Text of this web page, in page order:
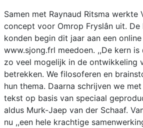
Samen met Raynaud Ritsma werkte
concept voor Omrop Fryslân uit. De
konden begin dit jaar aan een
www.sjong.frl meedoen. ,,De kern
zo veel mogelijk in de ontwikkeling
betrekken. We filosoferen en
hun thema. Daarna schrijven we
tekst op basis van speciaal
aldus Murk-Jaep van der Schaaf.
nu ,,een hele krachtige